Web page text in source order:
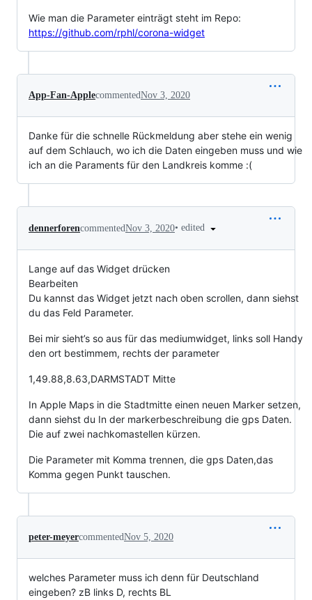
Wie man die Parameter einträgt steht im Repo:
https://github.com/rphl/corona-widget
App-Fan-ApplecommentedNov 3, 2020
Danke für die schnelle Rückmeldung aber stehe ein wenig
auf dem Schlauch, wo ich die Daten eingeben muss und wie
ich an die Paraments für den Landkreis komme :(
dennerforencommentedNov 3, 2020• edited
Lange auf das Widget drücken
Bearbeiten
Du kannst das Widget jetzt nach oben scrollen, dann siehst
du das Feld Parameter.
Bei mir sieht’s so aus für das mediumwidget, links soll Handy
den ort bestimmem, rechts der parameter
1,49.88,8.63,DARMSTADT Mitte
In Apple Maps in die Stadtmitte einen neuen Marker setzen,
dann siehst du In der markerbeschreibung die gps Daten.
Die auf zwei nachkomastellen kürzen.
Die Parameter mit Komma trennen, die gps Daten,das
Komma gegen Punkt tauschen.
peter-meyercommentedNov 5, 2020
welches Parameter muss ich denn für Deutschland
eingeben? zB links D, rechts BL